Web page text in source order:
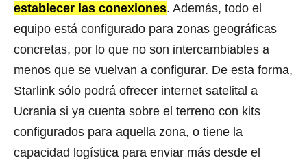
establecer las conexiones. Además, todo el
equipo está configurado para zonas geográficas
concretas, por lo que no son intercambiables a
menos que se vuelvan a configurar. De esta forma,
Starlink sólo podrá ofrecer internet satelital a
Ucrania si ya cuenta sobre el terreno con kits
configurados para aquella zona, o tiene la
capacidad logística para enviar más desde el